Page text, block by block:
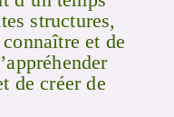
structures,
et de
de créer de